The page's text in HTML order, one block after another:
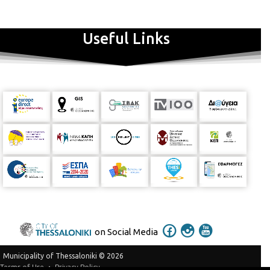
Useful Links
on Social Media
Municipality of Thessaloniki © 2026
Terms of Use
Privacy Policy